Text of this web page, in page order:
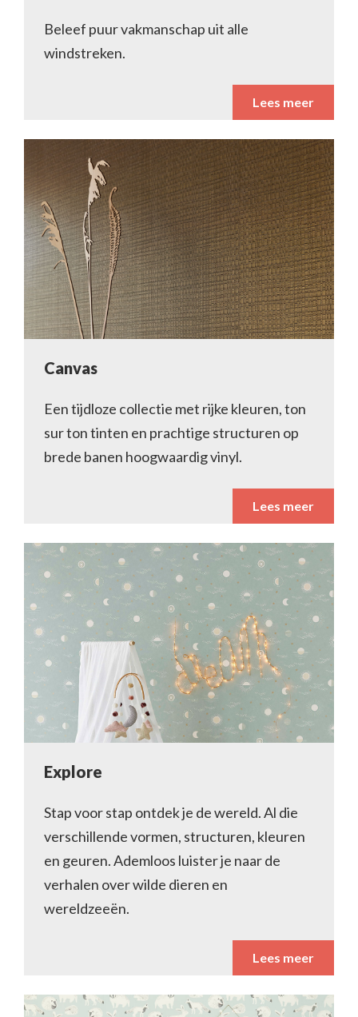
Beleef puur vakmanschap uit alle
windstreken.
Lees meer
Canvas
Een tijdloze collectie met rijke kleuren, ton
sur ton tinten en prachtige structuren op
brede banen hoogwaardig vinyl.
Lees meer
Explore
Stap voor stap ontdek je de wereld. Al die
verschillende vormen, structuren, kleuren
en geuren. Ademloos luister je naar de
verhalen over wilde dieren en
wereldzeeën.
Lees meer